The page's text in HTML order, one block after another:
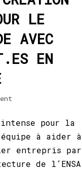
LE
AVEC
EN
intense pour la
équipe à aider à
entrepris par
de l’ENSA